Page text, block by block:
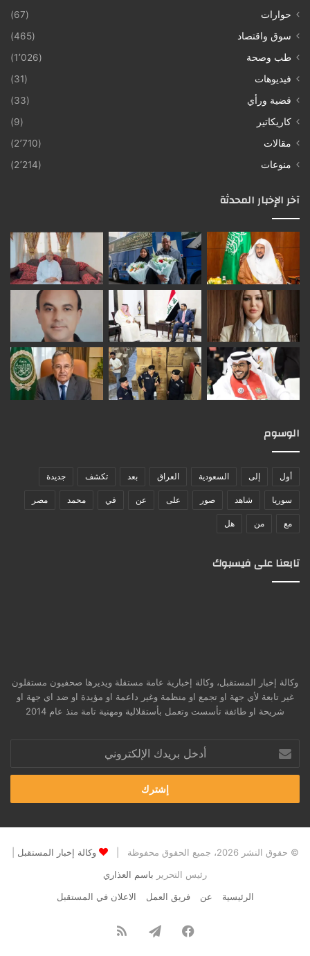
حوارات
(67)
سوق واقتصاد
(465)
طب وصحة
(1٬026)
فيديوهات
(31)
قضية ورأي
(33)
كاريكاتير
(9)
مقالات
(2٬710)
منوعات
(2٬214)
آخر الإخبار المحدثة
الوسوم
أول إلى السعودية العراق بعد تكشف جديدة
سوريا شاهد صور على عن في محمد مصر
مع من هل
تابعنا على فيسبوك
وكالة إخبار المستقبل، وكالة إخبارية عامة مستقلة ويديرها صحفيون مستقلون
غير تابعة لأي جهة او تجمع او منظمة وغير داعمة او مؤيدة او ضد اي جهة او
شريحة او طائفة تأسست وتعمل بأستقلالية ومهنية تامة منذ عام 2014
بريدك
الإلكتروني
© حقوق النشر 2026، جميع الحقوق محفوظة | وكالة إخبار المستقبل
رئيس التحرير باسم العذاري
الرئيسية
عن فريق العمل الاعلان في المستقبل
فيسبوك تيلقرام